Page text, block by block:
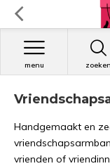
zoeken
menu
Handgemaakt en
vrienden of